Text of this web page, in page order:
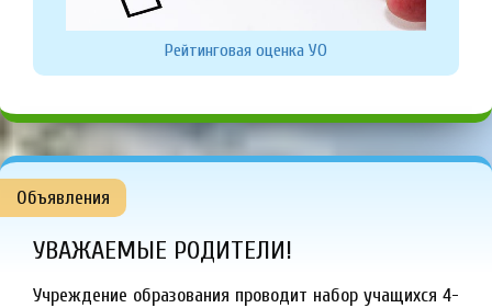
Рейтинговая оценка УО
Объявления
УВАЖАЕМЫЕ РОДИТЕЛИ!
Учреждение образования проводит набор учащихся 4-